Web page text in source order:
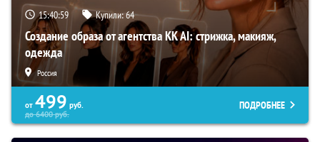
15:40:58 Купили:64
Создание образа от агентства KK AI: стрижка, макияж,
одежда
Россия
от 499 руб.
до6400руб.
ПОДРОБНЕЕ